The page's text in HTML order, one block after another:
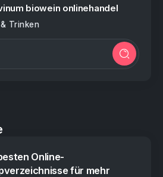
biowein onlinehandel
Trinken
Online-
für mehr